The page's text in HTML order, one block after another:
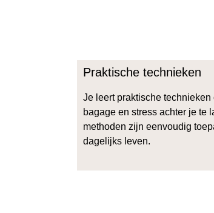
Praktische technieken
Je leert praktische
bagage en stress achter je te
methoden zijn eenvoudig
dagelijks leven.